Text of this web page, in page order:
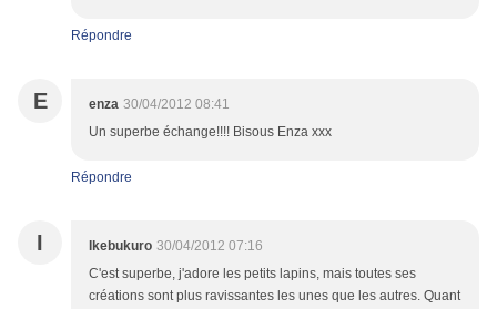
Répondre
E enza 30/04/2012 08:41
Un superbe échange!!!! Bisous Enza xxx
Répondre
I Ikebukuro 30/04/2012 07:16
C'est superbe, j'adore les petits lapins, mais toutes ses
créations sont plus ravissantes les unes que les autres. Quant